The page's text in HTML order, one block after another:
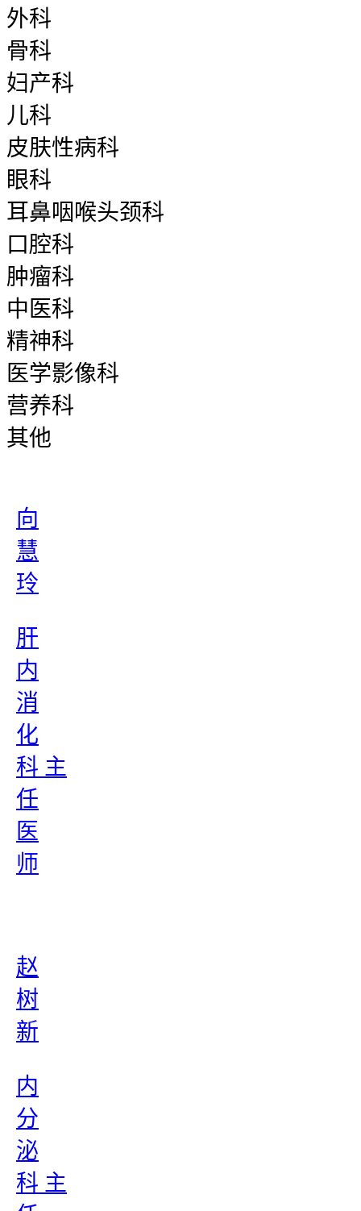
外科
骨科
妇产科
儿科
皮肤性病科
眼科
耳鼻咽喉头颈科
口腔科
肿瘤科
中医科
精神科
医学影像科
营养科
其他
向
慧
玲
肝
内
消
化
科 主
任
医
师
赵
树
新
内
分
泌
科 主